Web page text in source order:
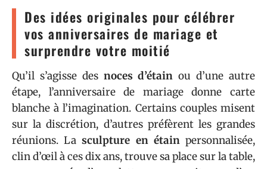
Des idées originales pour célébrer
vos anniversaires de mariage et
surprendre votre moitié
Qu’il s’agisse des noces d’étain ou d’une autre
étape, l’anniversaire de mariage donne carte
blanche à l’imagination. Certains couples misent
sur la discrétion, d’autres préfèrent les grandes
réunions. Lasculpture en étainpersonnalisée,
clin d’œil à ces dix ans, trouve sa place sur la table,